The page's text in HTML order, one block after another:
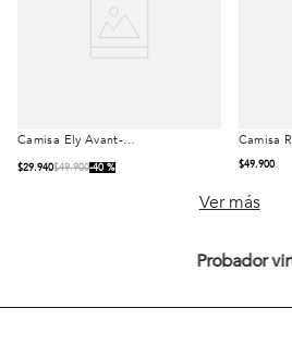
Camisa Ely Avant-
$29.940$49.900 40 %
Camisa
$49.900
Ver más
Probador